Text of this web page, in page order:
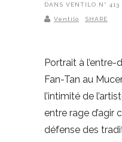
DANS VENTILO N° 413
Ventilo SHARE
Portrait à
Fan-Tan au
l’intimité de
entre rage d’agir
défense des